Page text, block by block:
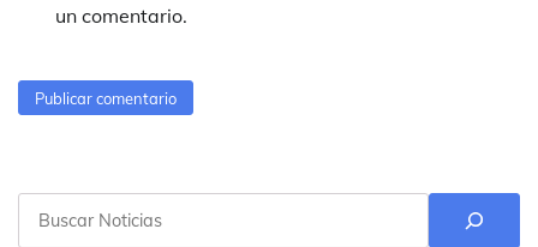
un comentario.